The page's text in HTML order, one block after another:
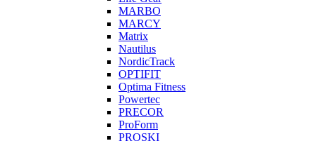
MARBO
MARCY
Matrix
Nautilus
NordicTrack
OPTIFIT
Optima Fitness
Powertec
PRECOR
ProForm
PROSKI